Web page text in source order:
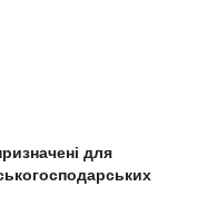
для